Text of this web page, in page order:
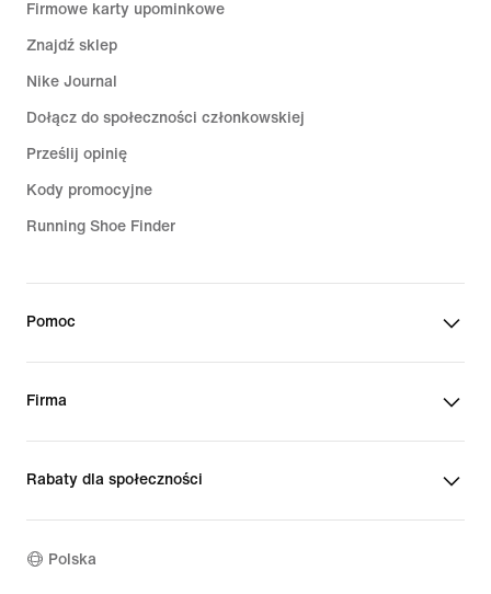
Firmowe karty upominkowe
Znajdź sklep
Nike Journal
Dołącz do społeczności członkowskiej
Prześlij opinię
Kody promocyjne
Running Shoe Finder
Pomoc
Firma
Rabaty dla społeczności
Polska